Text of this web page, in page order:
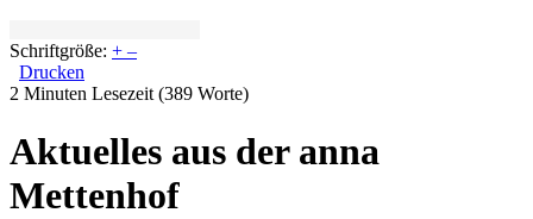
Schriftgröße: + –
Drucken
2 Minuten Lesezeit (389 Worte)
Aktuelles aus der anna
Mettenhof